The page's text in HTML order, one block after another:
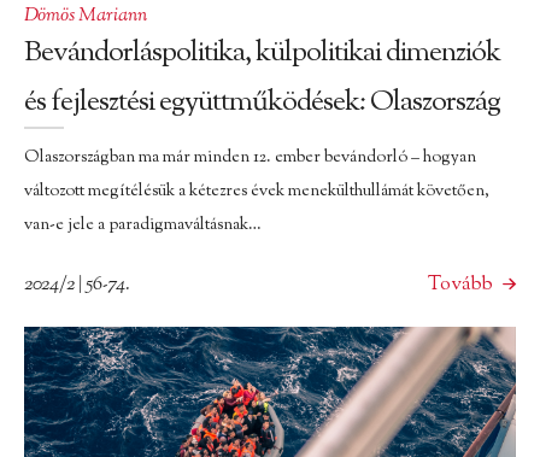
Dömös Mariann
Bevándorláspolitika, külpolitikai dimenziók
és fejlesztési együttműködések: Olaszország
Olaszországban ma már minden 12. ember bevándorló – hogyan
változott megítélésük a kétezres évek menekülthullámát követően,
van-e jele a paradigmaváltásnak…
2024/2 | 56-74. Tovább